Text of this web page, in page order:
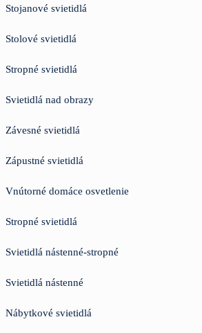
Stojanové svietidlá
Stolové svietidlá
Stropné svietidlá
Svietidlá nad obrazy
Závesné svietidlá
Zápustné svietidlá
Vnútorné domáce osvetlenie
Stropné svietidlá
Svietidlá nástenné-stropné
Svietidlá nástenné
Nábytkové svietidlá